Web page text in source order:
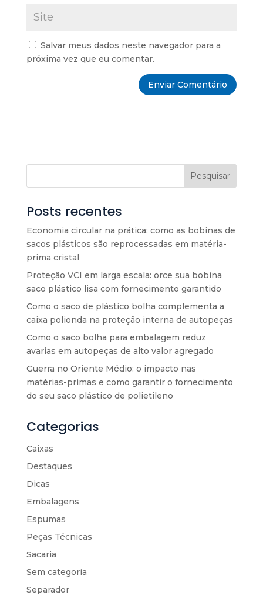
Salvar meus dados neste navegador para a
próxima vez que eu comentar.
Pesquisar
Posts recentes
Economia circular na prática: como as bobinas de
sacos plásticos são reprocessadas em matéria-
prima cristal
Proteção VCI em larga escala: orce sua bobina
saco plástico lisa com fornecimento garantido
Como o saco de plástico bolha complementa a
caixa polionda na proteção interna de autopeças
Como o saco bolha para embalagem reduz
avarias em autopeças de alto valor agregado
Guerra no Oriente Médio: o impacto nas
matérias-primas e como garantir o fornecimento
do seu saco plástico de polietileno
Categorias
Caixas
Destaques
Dicas
Embalagens
Espumas
Peças Técnicas
Sacaria
Sem categoria
Separador